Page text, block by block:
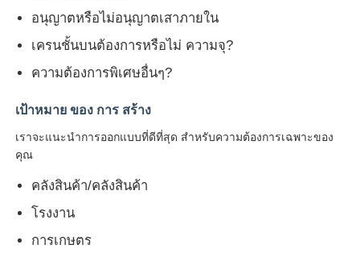
อนุญาตหรือไม่อนุญาตเสาภายใน
เครนชั้นบนต้องการหรือไม่ ความจุ?
ความต้องการพิเศษอื่นๆ?
เป้าหมาย ของ การ สร้าง
เราจะแนะนําการออกแบบที่ดีที่สุด สําหรับความต้องการเฉพาะของ
คุณ
คลังสินค้า/คลังสินค้า
โรงงาน
การเกษตร